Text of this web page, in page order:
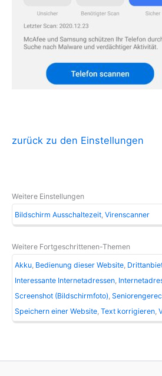
zurück zu den Einstellungen
Weitere Einstellungen
Bildschirm Ausschaltezeit Virenscanner
Weitere Fortgeschrittenen-Themen
Akku Bedienung dieser Website
Interessante Internetadressen
Screenshot (Bildschirmfoto)
Speichern einer Website Text korrigieren